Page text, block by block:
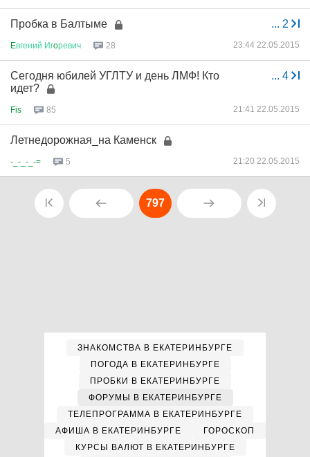
... 2
Пробка в Балтыме
Eвгений Игoревич 28 23:44 22.05.2015
... 4
Сегодня юбилей УГЛТУ и день ЛМФ! Кто
идет?
Fis 85 21:41 22.05.2015
Летнедорожная_на Каменск
-_-_-_-= 5 21:20 22.05.2015
797
ЗНАКОМСТВА В ЕКАТЕРИНБУРГЕ
ПОГОДА В ЕКАТЕРИНБУРГЕ
ПРОБКИ В ЕКАТЕРИНБУРГЕ
ФОРУМЫ В ЕКАТЕРИНБУРГЕ
ТЕЛЕПРОГРАММА В ЕКАТЕРИНБУРГЕ
АФИША В ЕКАТЕРИНБУРГЕ
ГОРОСКОП
КУРСЫ ВАЛЮТ В ЕКАТЕРИНБУРГЕ